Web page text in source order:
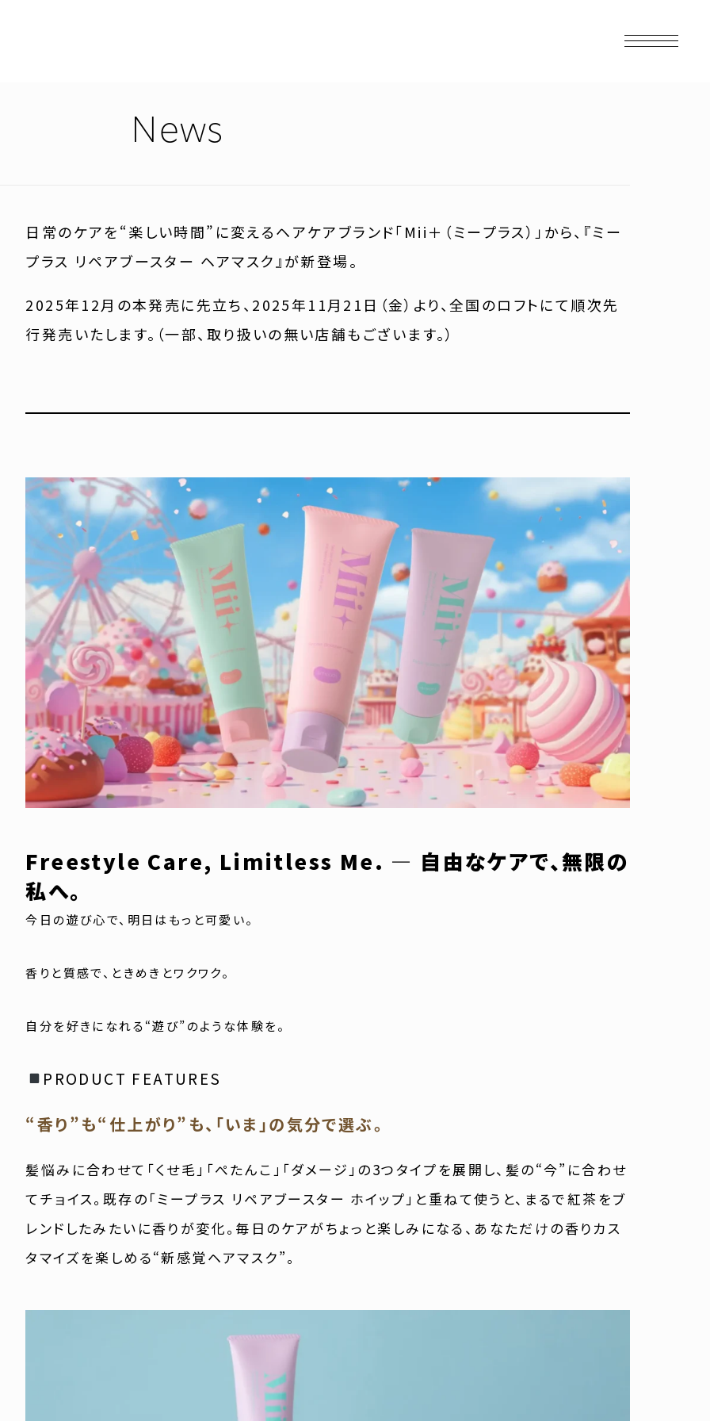
News
日常のケアを“楽しい時間”に変えるヘアケアブランド「Mii＋（ミープラス）」から、『ミー
プラス リペアブースター ヘアマスク』が新登場。
2025年12月の本発売に先立ち、2025年11月21日（金）より、全国のロフトにて順次先
行発売いたします。（一部、取り扱いの無い店舗もございます。）
Freestyle Care, Limitless Me. ― 自由なケアで、無限の
私へ。
今日の遊び心で、明日はもっと可愛い。
香りと質感で、ときめきとワクワク。
自分を好きになれる“遊び”のような体験を。
PRODUCT FEATURES
“香り”も“仕上がり”も、「いま」の気分で選ぶ。
髪悩みに合わせて「くせ毛」「ぺたんこ」「ダメージ」の3つタイプを展開し、髪の“今”に合わせ
てチョイス。既存の「ミープラス リペアブースター ホイップ」と重ねて使うと、まるで紅茶をブ
レンドしたみたいに香りが変化。毎日のケアがちょっと楽しみになる、あなただけの香りカス
タマイズを楽しめる“新感覚ヘアマスク”。